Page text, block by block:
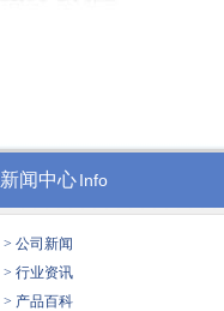
新闻中心Info
> 公司新闻
> 行业资讯
> 产品百科